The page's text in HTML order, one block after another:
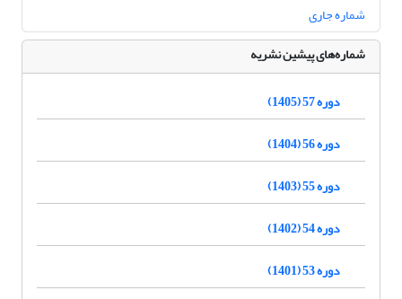
شماره جاری
شماره‌های پیشین نشریه
دوره 57 (1405)
دوره 56 (1404)
دوره 55 (1403)
دوره 54 (1402)
دوره 53 (1401)